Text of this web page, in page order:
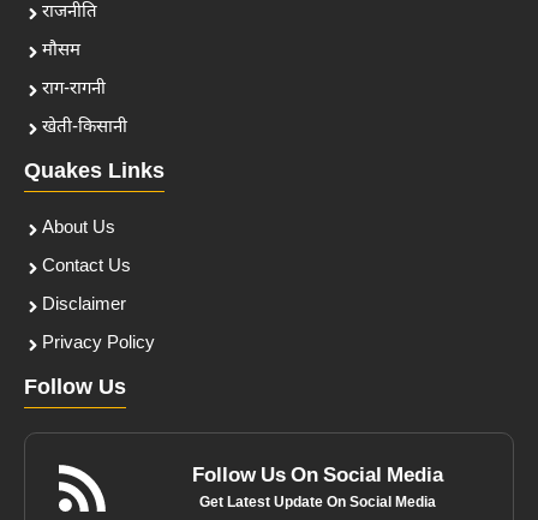
राजनीति
मौसम
राग-रागनी
खेती-किसानी
Quakes Links
About Us
Contact Us
Disclaimer
Privacy Policy
Follow Us
Follow Us On Social Media
Get Latest Update On Social Media